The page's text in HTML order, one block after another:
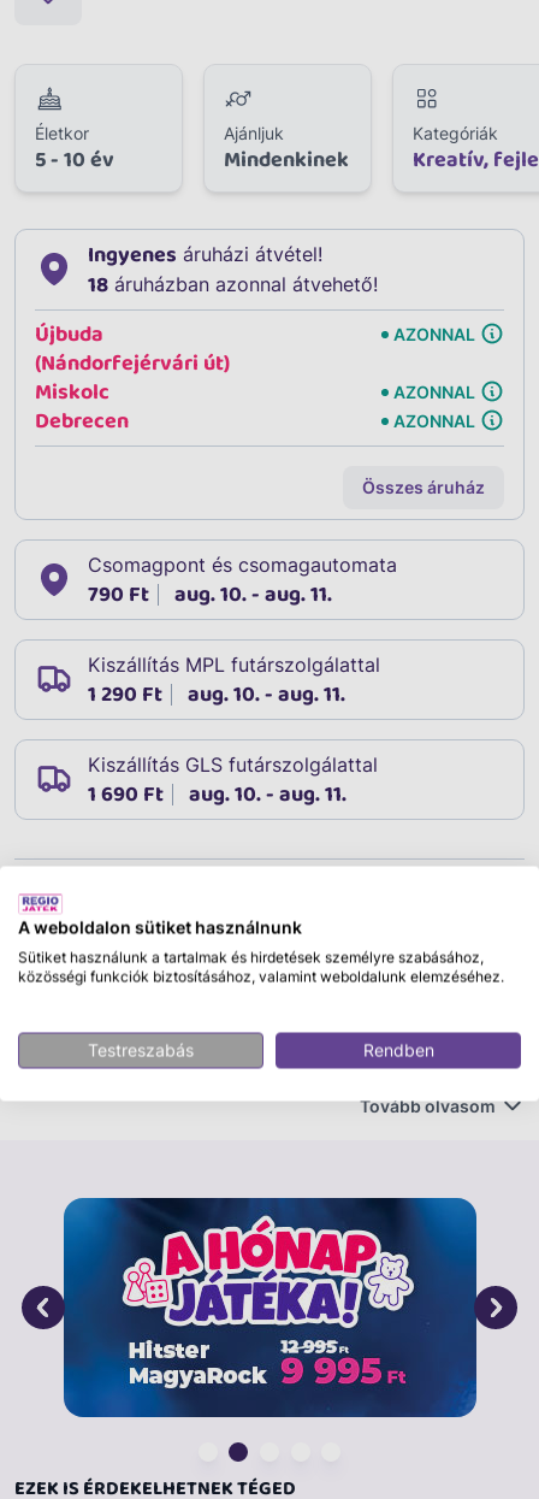
Életkor
5 - 10 év
Ajánljuk
Mindenkinek
Kategóriák
Kreatív,
Ingyenes áruházi átvétel!
18 áruházban azonnal átvehető!
Újbuda
(Nándorfejérvári út)
AZONNAL
Miskolc AZONNAL
Debrecen AZONNAL
Összes áruház
Csomagpont és csomagautomata
790 Ft aug. 10. - aug. 11.
Kiszállítás MPL futárszolgálattal
1 290 Ft aug. 10. - aug. 11.
Kiszállítás GLS futárszolgálattal
1 690 Ft aug. 10. - aug. 11.
Leírás
Fontos!Ez a termék többféle színben, mintával vagy
kivitelben érhető el. A rendelés soránnincs lehetőség
rendelkezésre álló raktárkészletből
véletlenszerűen
kerül csomagolásra.A termékképek a lehetséges
változatokat szemléltetik, ezért a kiszállított termék
6 színű toll
Fedezd fel a kreativitás határait a színes toll
segítségével! Ez a sokoldalú íróeszköz ideális választás
az írni vágyó gyerekeknek.
Főbb jellemzők:
Vibráló színek: A toll különböző élénk színekben érhető
Könnyű használat: Ergonomikus kialakítása biztosítja,
Tovább olvasom
EZEK IS ÉRDEKELHETNEK TÉGED
A weboldalon sütiket használnunk
Sütiket használunk a tartalmak és hirdetések személyre szabásához,
közösségi funkciók biztosításához, valamint weboldalunk elemzéséhez.
Testreszabás Rendben